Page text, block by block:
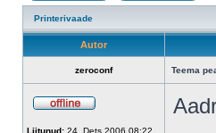
Printerivaade
Autor
zeroconf Teema
Liitunud: 24. Dets 2006 08:22